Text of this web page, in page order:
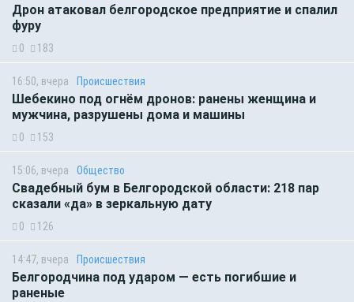
Дрон атаковал белгородское предприятие и спалил
фуру
0 183
16:50, вчера Происшествия
Шебекино под огнём дронов: ранены женщина и
мужчина, разрушены дома и машины
0 153
15:06, вчера Общество
Свадебный бум в Белгородской области: 218 пар
сказали «да» в зеркальную дату
0 126
14:47, вчера Происшествия
Белгородчина под ударом — есть погибшие и
раненые